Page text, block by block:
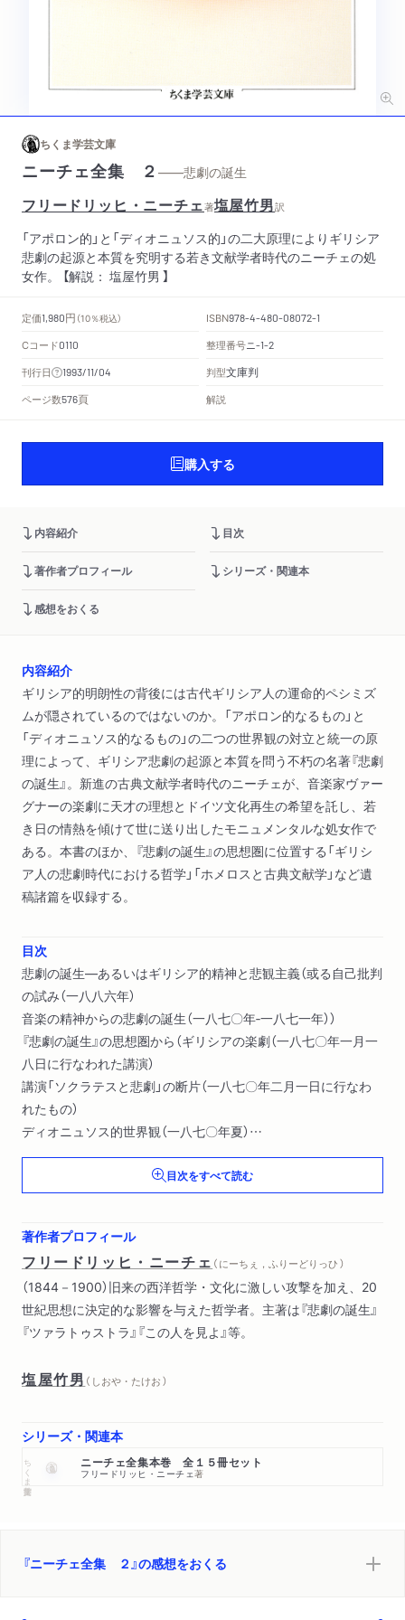
ちくま学芸文庫
ニーチェ全集 ２——悲劇の誕生
フリードリッヒ・ニーチェ著塩屋竹男訳
「アポロン的」と「ディオニュソス的」の二大原理によりギリシア
悲劇の起源と本質を究明する若き文献学者時代のニーチェの処
女作。 【解説： 塩屋竹男 】
定価1,980円 （10％税込） ISBN978-4-480-08072-1
Cコード0110 整理番号ニ-1-2
刊行日 1993/11/04 判型文庫判
ページ数576頁 解説
購入する
内容紹介 目次
著作者プロフィール シリーズ・関連本
感想をおくる
内容紹介
ギリシア的明朗性の背後には古代ギリシア人の運命的ペシミズ
ムが隠されているのではないのか。「アポロン的なるもの」と
「ディオニュソス的なるもの」の二つの世界観の対立と統一の原
理によって、ギリシア悲劇の起源と本質を問う不朽の名著『悲劇
の誕生』。新進の古典文献学者時代のニーチェが、音楽家ヴァー
グナーの楽劇に天才の理想とドイツ文化再生の希望を託し、若
き日の情熱を傾けて世に送り出したモニュメンタルな処女作で
ある。本書のほか、『悲劇の誕生』の思想圏に位置する「ギリシ
ア人の悲劇時代における哲学」「ホメロスと古典文献学」など遺
稿諸篇を収録する。
目次
悲劇の誕生―あるいはギリシア的精神と悲観主義（或る自己批判
の試み（一八八六年）
音楽の精神からの悲劇の誕生（一八七〇年‐一八七一年））
『悲劇の誕生』の思想圏から（ギリシアの楽劇（一八七〇年一月一
八日に行なわれた講演）
講演「ソクラテスと悲劇」の断片（一八七〇年二月一日に行なわ
れたもの）
ディオニュソス的世界観（一八七〇年夏）
ギリシアの国家（一八七一年）
音楽と言葉について（一八七一年））
ホメロスの競争（一八七二年
ギリシア人の悲劇時代における哲学（序言（推定一八七四年）
後の序言（一八七九年末）
「本論」（一八七三年）
継続のための草案（一八七三年初頭）
草案覚え書き（一八七二年の夏から））
目次をすべて読む
著作者プロフィール
フリードリッヒ・ニーチェ （ にーちぇ，ふりーどりっひ ）
（1844－1900）旧来の西洋哲学・文化に激しい攻撃を加え、20
世紀思想に決定的な影響を与えた哲学者。主著は『悲劇の誕生』
『ツァラトゥストラ』『この人を見よ』等。
塩屋竹男 （ しおや・たけお ）
シリーズ・関連本
ちくま学芸文庫 ニーチェ全集本巻 全１５冊セット
フリードリッヒ・ニーチェ著
『ニーチェ全集 ２』の感想をおくる